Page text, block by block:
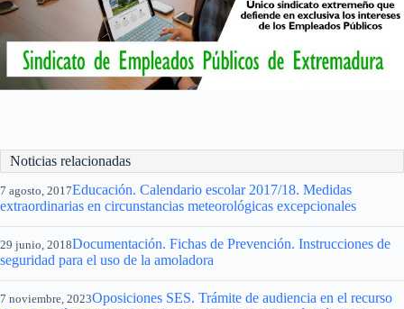
Noticias relacionadas
7 agosto, 2017Educación. Calendario escolar 2017/18. Medidas
extraordinarias en circunstancias meteorológicas excepcionales
29 junio, 2018Documentación. Fichas de Prevención. Instrucciones de
seguridad para el uso de la amoladora
7 noviembre, 2023Oposiciones SES. Trámite de audiencia en el recurso